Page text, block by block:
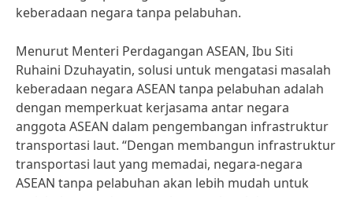
keberadaan negara tanpa pelabuhan.
Menurut Menteri Perdagangan ASEAN, Ibu Siti
Ruhaini Dzuhayatin, solusi untuk mengatasi masalah
keberadaan negara ASEAN tanpa pelabuhan adalah
dengan memperkuat kerjasama antar negara
anggota ASEAN dalam pengembangan infrastruktur
transportasi laut. “Dengan membangun infrastruktur
transportasi laut yang memadai, negara-negara
ASEAN tanpa pelabuhan akan lebih mudah untuk